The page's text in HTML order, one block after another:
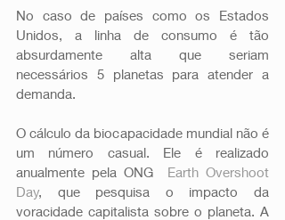
No caso de países como os Estados
Unidos, a linha de consumo é tão
absurdamente alta que seriam
necessários 5 planetas para atender a
demanda.
O cálculo da biocapacidade mundial não é
um número casual. Ele é realizado
anualmente pela ONG Earth Overshoot
Day, que pesquisa o impacto da
voracidade capitalista sobre o planeta. A